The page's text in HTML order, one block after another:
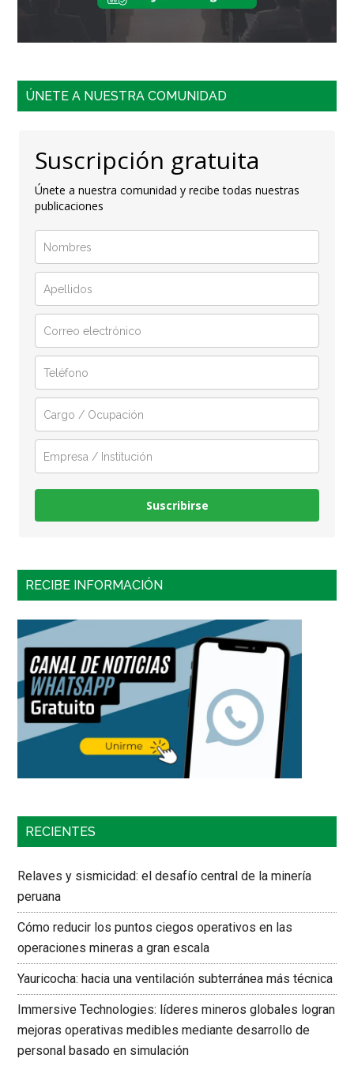
ÚNETE A NUESTRA COMUNIDAD
Suscripción gratuita
Únete a nuestra comunidad y recibe todas nuestras
publicaciones
Suscribirse
RECIBE INFORMACIÓN
RECIENTES
Relaves y sismicidad: el desafío central de la minería
peruana
Cómo reducir los puntos ciegos operativos en las
operaciones mineras a gran escala
Yauricocha: hacia una ventilación subterránea más técnica
Immersive Technologies: líderes mineros globales logran
mejoras operativas medibles mediante desarrollo de
personal basado en simulación